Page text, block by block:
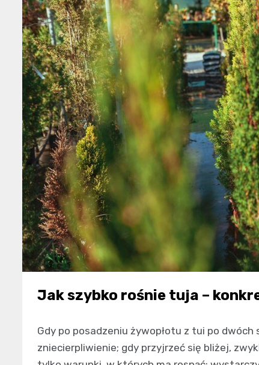
Jak szybko rośnie tuja –
Gdy po posadzeniu żywopłotu z tui po
zniecierpliwienie; gdy przyjrzeć się bliżej,